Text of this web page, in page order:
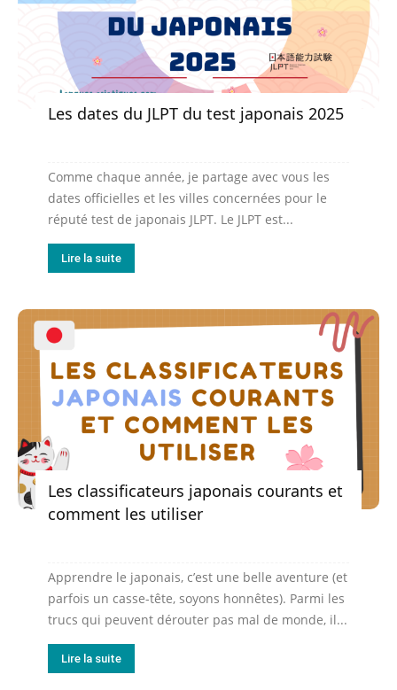
Les dates du JLPT du test japonais 2025
Comme chaque année, je partage avec vous les
dates officielles et les villes concernées pour le
réputé test de japonais JLPT. Le JLPT est...
Lire la suite
Les classificateurs japonais courants et
comment les utiliser
Apprendre le japonais, c’est une belle aventure (et
parfois un casse-tête, soyons honnêtes). Parmi les
trucs qui peuvent dérouter pas mal de monde, il...
Lire la suite